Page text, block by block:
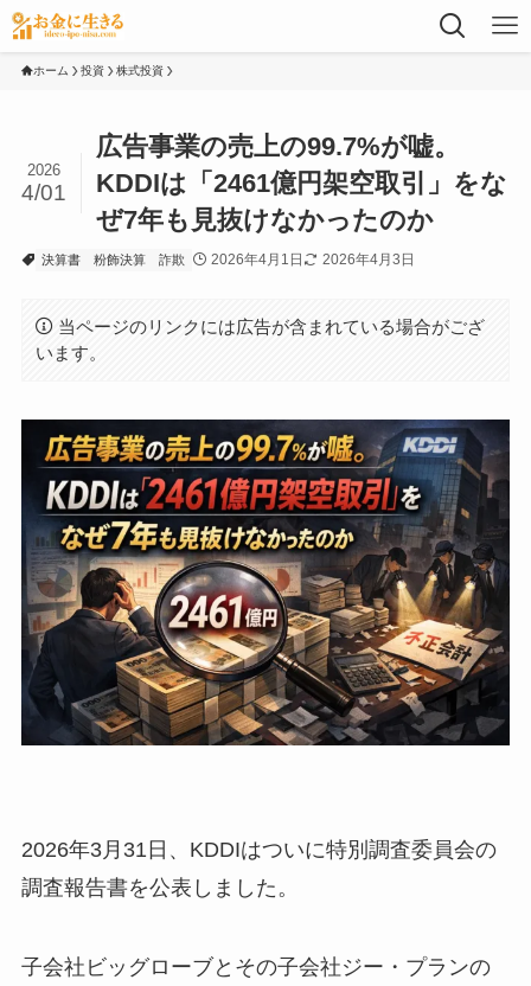
ホーム 投資 株式投資
広告事業の売上の99.7%が嘘。
KDDIは「2461億円架空取引」をな
ぜ7年も見抜けなかったのか
2026
4/01
決算書 粉飾決算 詐欺 2026年4月1日 2026年4月3日
当ページのリンクには広告が含まれている場合がござ
います。
2026年3月31日、KDDIはついに特別調査委員会の
調査報告書を公表しました。
子会社ビッグローブとその子会社ジー・プランの